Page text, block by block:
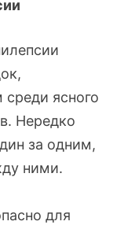
ясного
Нередко
за одним,
ними.
для